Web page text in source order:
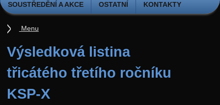
SOUSTŘEDĚNÍ A AKCE OSTATNÍ KONTAKTY
Výsledková listina
třicátého třetího ročníku
KSP-X
Menu
Pravidla
Přihláška k řešení
Odevzdávátko